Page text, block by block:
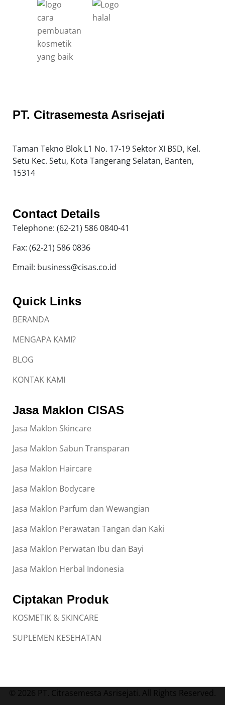
PT. Citrasemesta Asrisejati
Taman Tekno Blok L1 No. 17-19 Sektor XI BSD, Kel.
Setu Kec. Setu, Kota Tangerang Selatan, Banten,
15314
Contact Details
Telephone: (62-21) 586 0840-41
Fax: (62-21) 586 0836
Email: business@cisas.co.id
Quick Links
BERANDA
MENGAPA KAMI?
BLOG
KONTAK KAMI
Jasa Maklon CISAS
Jasa Maklon Skincare
Jasa Maklon Sabun Transparan
Jasa Maklon Haircare
Jasa Maklon Bodycare
Jasa Maklon Parfum dan Wewangian
Jasa Maklon Perawatan Tangan dan Kaki
Jasa Maklon Perwatan Ibu dan Bayi
Jasa Maklon Herbal Indonesia
Ciptakan Produk
KOSMETIK & SKINCARE
SUPLEMEN KESEHATAN
© 2026 PT. Citrasemesta Asrisejati. All Rights Reserved.